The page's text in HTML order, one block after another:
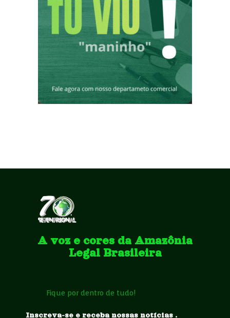
A voz e cores da Amazônia
Legal Brasileira
Fique por dentro de tudo!
Inscreva-se e receba nossas notícias .